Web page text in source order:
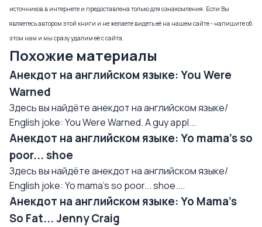
источников в интернете и предоставлена только для ознакомления. Если Вы
являетесь автором этой книги и не желаете видеть её на нашем сайте - напишите об
этом нам и мы сразу удалим её с сайта.
Похожие материалы
Анекдот на английском языке: You Were
Warned
Здесь вы найдёте анекдот на английском языке/
English joke: You Were Warned. A guy appl...
Анекдот на английском языке: Yo mama's so
poor... shoe
Здесь вы найдёте анекдот на английском языке/
English joke: Yo mama's so poor... shoe....
Анекдот на английском языке: Yo Mama's
So Fat... Jenny Craig